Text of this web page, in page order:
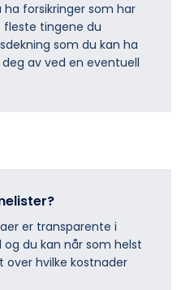
ha forsikringer som har
fleste tingene du
som du kan ha
av ved en eventuell
er transparente i
du kan når som helst
over hvilke kostnader